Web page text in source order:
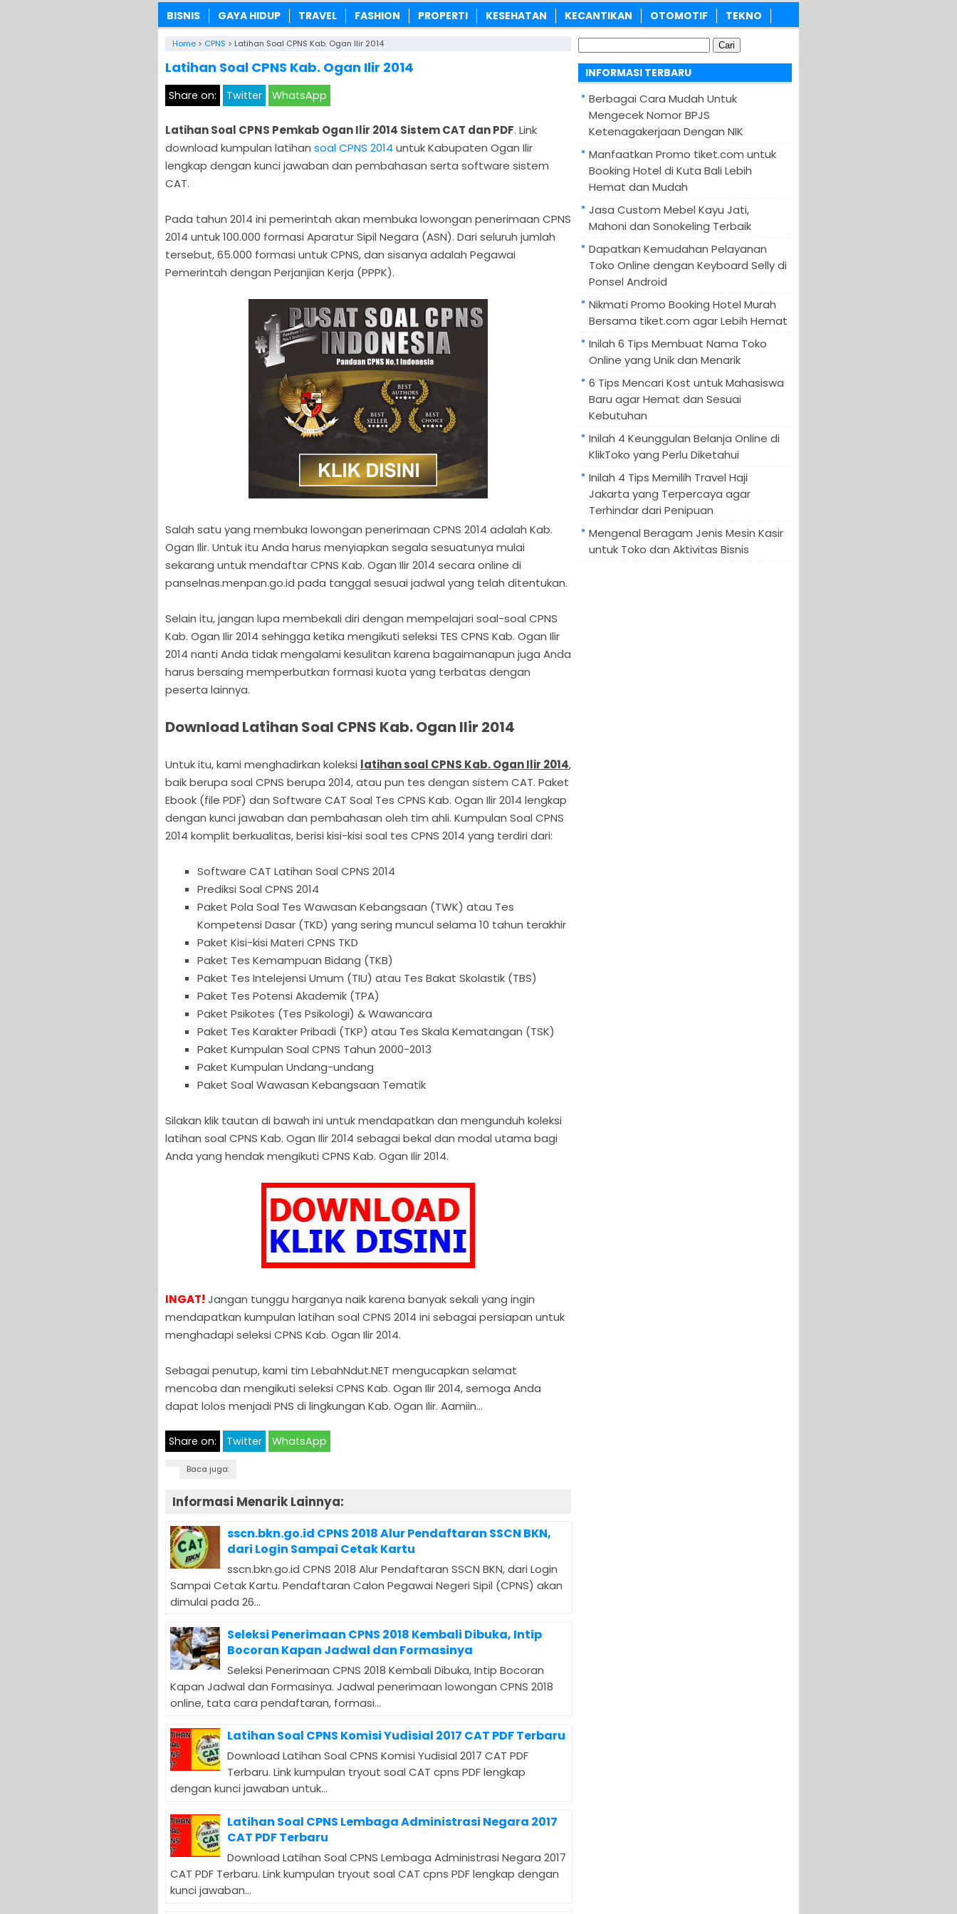
BISNIS GAYA HIDUP TRAVEL FASHION PROPERTI KESEHATAN KECANTIKAN OTOMOTIF TEKNO
Home > CPNS > Latihan Soal CPNS Kab. Ogan Ilir 2014
Latihan Soal CPNS Kab. Ogan Ilir 2014
Share on: Twitter WhatsApp
Latihan Soal CPNS Pemkab Ogan Ilir 2014 Sistem CAT dan PDF. Link
download kumpulan latihan soal CPNS 2014 untuk Kabupaten Ogan Ilir
lengkap dengan kunci jawaban dan pembahasan serta software sistem
CAT.
Pada tahun 2014 ini pemerintah akan membuka lowongan penerimaan CPNS
2014 untuk 100.000 formasi Aparatur Sipil Negara (ASN). Dari seluruh jumlah
tersebut, 65.000 formasi untuk CPNS, dan sisanya adalah Pegawai
Pemerintah dengan Perjanjian Kerja (PPPK).
Salah satu yang membuka lowongan penerimaan CPNS 2014 adalah Kab.
Ogan Ilir. Untuk itu Anda harus menyiapkan segala sesuatunya mulai
sekarang untuk mendaftar CPNS Kab. Ogan Ilir 2014 secara online di
panselnas.menpan.go.id pada tanggal sesuai jadwal yang telah ditentukan.
Selain itu, jangan lupa membekali diri dengan mempelajari soal-soal CPNS
Kab. Ogan Ilir 2014 sehingga ketika mengikuti seleksi TES CPNS Kab. Ogan Ilir
2014 nanti Anda tidak mengalami kesulitan karena bagaimanapun juga Anda
harus bersaing memperbutkan formasi kuota yang terbatas dengan
peserta lainnya.
Download Latihan Soal CPNS Kab. Ogan Ilir 2014
Untuk itu, kami menghadirkan koleksi latihan soal CPNS Kab. Ogan Ilir 2014,
baik berupa soal CPNS berupa 2014, atau pun tes dengan sistem CAT. Paket
Ebook (file PDF) dan Software CAT Soal Tes CPNS Kab. Ogan Ilir 2014 lengkap
dengan kunci jawaban dan pembahasan oleh tim ahli. Kumpulan Soal CPNS
2014 komplit berkualitas, berisi kisi-kisi soal tes CPNS 2014 yang terdiri dari:
Software CAT Latihan Soal CPNS 2014
Prediksi Soal CPNS 2014
Paket Pola Soal Tes Wawasan Kebangsaan (TWK) atau Tes
Kompetensi Dasar (TKD) yang sering muncul selama 10 tahun terakhir
Paket Kisi-kisi Materi CPNS TKD
Paket Tes Kemampuan Bidang (TKB)
Paket Tes Intelejensi Umum (TIU) atau Tes Bakat Skolastik (TBS)
Paket Tes Potensi Akademik (TPA)
Paket Psikotes (Tes Psikologi) & Wawancara
Paket Tes Karakter Pribadi (TKP) atau Tes Skala Kematangan (TSK)
Paket Kumpulan Soal CPNS Tahun 2000-2013
Paket Kumpulan Undang-undang
Paket Soal Wawasan Kebangsaan Tematik
Silakan klik tautan di bawah ini untuk mendapatkan dan mengunduh koleksi
latihan soal CPNS Kab. Ogan Ilir 2014 sebagai bekal dan modal utama bagi
Anda yang hendak mengikuti CPNS Kab. Ogan Ilir 2014.
INGAT! Jangan tunggu harganya naik karena banyak sekali yang ingin
mendapatkan kumpulan latihan soal CPNS 2014 ini sebagai persiapan untuk
menghadapi seleksi CPNS Kab. Ogan Ilir 2014.
Sebagai penutup, kami tim LebahNdut.NET mengucapkan selamat
mencoba dan mengikuti seleksi CPNS Kab. Ogan Ilir 2014, semoga Anda
dapat lolos menjadi PNS di lingkungan Kab. Ogan Ilir. Aamiin…
Share on: Twitter WhatsApp
Baca juga:
Informasi Menarik Lainnya:
sscn.bkn.go.id CPNS 2018 Alur Pendaftaran SSCN BKN,
dari Login Sampai Cetak Kartu
sscn.bkn.go.id CPNS 2018 Alur Pendaftaran SSCN BKN, dari Login
Sampai Cetak Kartu. Pendaftaran Calon Pegawai Negeri Sipil (CPNS) akan
dimulai pada 26...
Seleksi Penerimaan CPNS 2018 Kembali Dibuka, Intip
Bocoran Kapan Jadwal dan Formasinya
Seleksi Penerimaan CPNS 2018 Kembali Dibuka, Intip Bocoran
Kapan Jadwal dan Formasinya. Jadwal penerimaan lowongan CPNS 2018
online, tata cara pendaftaran, formasi...
Latihan Soal CPNS Komisi Yudisial 2017 CAT PDF Terbaru
Download Latihan Soal CPNS Komisi Yudisial 2017 CAT PDF
Terbaru. Link kumpulan tryout soal CAT cpns PDF lengkap
dengan kunci jawaban untuk...
Latihan Soal CPNS Lembaga Administrasi Negara 2017
CAT PDF Terbaru
Download Latihan Soal CPNS Lembaga Administrasi Negara 2017
CAT PDF Terbaru. Link kumpulan tryout soal CAT cpns PDF lengkap dengan
kunci jawaban...
untuk:
INFORMASI TERBARU
Berbagai Cara Mudah Untuk
Mengecek Nomor BPJS
Ketenagakerjaan Dengan NIK
Manfaatkan Promo tiket.com untuk
Booking Hotel di Kuta Bali Lebih
Hemat dan Mudah
Jasa Custom Mebel Kayu Jati,
Mahoni dan Sonokeling Terbaik
Dapatkan Kemudahan Pelayanan
Toko Online dengan Keyboard Selly di
Ponsel Android
Nikmati Promo Booking Hotel Murah
Bersama tiket.com agar Lebih Hemat
Inilah 6 Tips Membuat Nama Toko
Online yang Unik dan Menarik
6 Tips Mencari Kost untuk Mahasiswa
Baru agar Hemat dan Sesuai
Kebutuhan
Inilah 4 Keunggulan Belanja Online di
KlikToko yang Perlu Diketahui
Inilah 4 Tips Memilih Travel Haji
Jakarta yang Terpercaya agar
Terhindar dari Penipuan
Mengenal Beragam Jenis Mesin Kasir
untuk Toko dan Aktivitas Bisnis